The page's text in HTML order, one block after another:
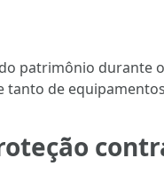
patrimônio durante
de